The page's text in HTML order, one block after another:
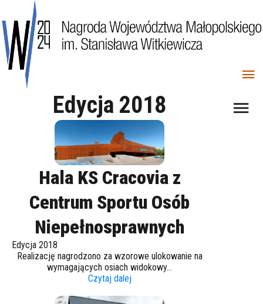
Edycja 2018
Hala KS Cracovia z
Centrum Sportu Osób
Niepełnosprawnych
Edycja 2018
Realizację nagrodzono za wzorowe ulokowanie na
wymagających osiach widokowy...
Czytaj dalej